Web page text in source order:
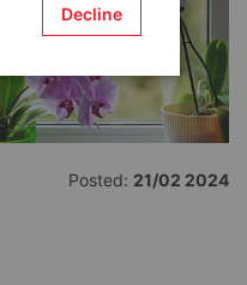
Posted: 21/02 2024
Decline